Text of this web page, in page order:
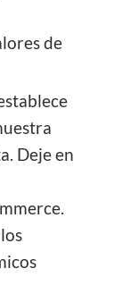
de
Deje en